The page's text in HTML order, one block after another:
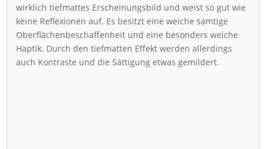
wirklich tiefmattes Erscheinungsbild und weist so gut wie
keine Reflexionen auf. Es besitzt eine weiche samtige
Oberflächenbeschaffenheit und eine besonders weiche
Haptik. Durch den tiefmatten Effekt werden allerdings
auch Kontraste und die Sättigung etwas gemildert.